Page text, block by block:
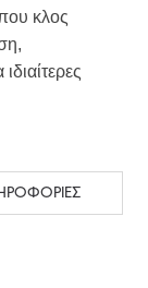
κλος